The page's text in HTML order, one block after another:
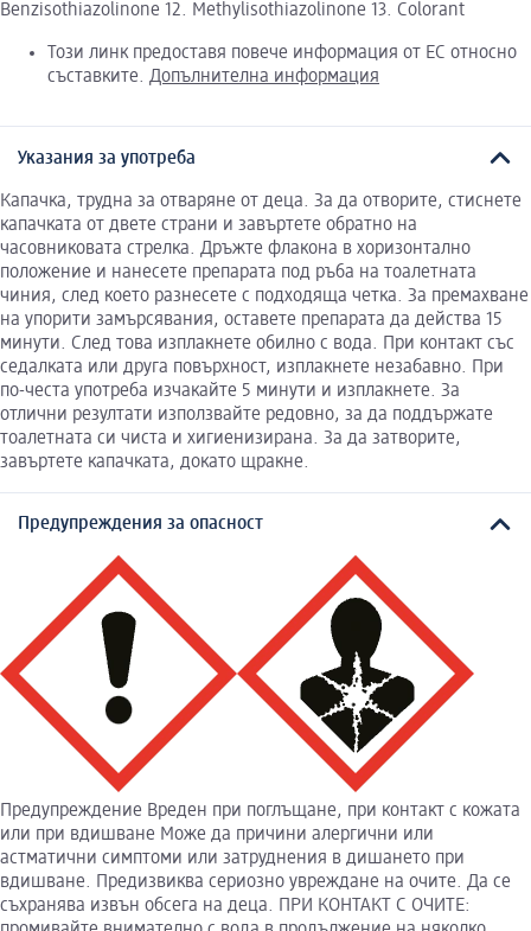
Benzisothiazolinone 12. Methylisothiazolinone 13. Colorant
Този линк предоставя повече информация от ЕС относно
съставките. Допълнителна информация
Указания за употреба
Капачка, трудна за отваряне от деца. За да отворите, стиснете
капачката от двете страни и завъртете обратно на
часовниковата стрелка. Дръжте флакона в хоризонтално
положение и нанесете препарата под ръба на тоалетната
чиния, след което разнесете с подходяща четка. За премахване
на упорити замърсявания, оставете препарата да действа 15
минути. След това изплакнете обилно с вода. При контакт със
седалката или друга повърхност, изплакнете незабавно. При
по-честа употреба изчакайте 5 минути и изплакнете. За
отлични резултати използвайте редовно, за да поддържате
тоалетната си чиста и хигиенизирана. За да затворите,
завъртете капачката, докато щракне.
Предупреждения за опасност
Предупреждение Вреден при поглъщане, при контакт с кожата
или при вдишване Може да причини алергични или
астматични симптоми или затруднения в дишането при
вдишване. Предизвиква сериозно увреждане на очите. Да се
съхранява извън обсега на деца. ПРИ КОНТАКТ С ОЧИТЕ: